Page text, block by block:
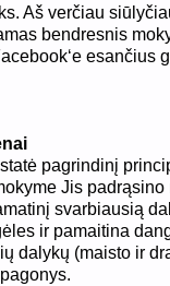
Aš verčiau
bendresnis
esančius
pagrindinį
Jis
svarbiausią
ir pamaitina
dalykų (maisto ir